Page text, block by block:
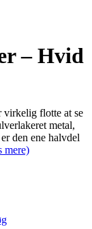
– Hvid
flotte at se
metal,
den ene halvdel
mere)